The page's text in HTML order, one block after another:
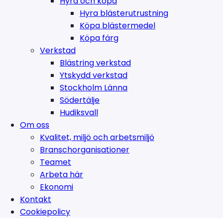
Hyra blästerutrustning
Köpa blästermedel
Köpa färg
Verkstad
Blästring verkstad
Ytskydd verkstad
Stockholm Länna
Södertälje
Hudiksvall
Om oss
Kvalitet, miljö och arbetsmiljö
Branschorganisationer
Teamet
Arbeta här
Ekonomi
Kontakt
Cookiepolicy